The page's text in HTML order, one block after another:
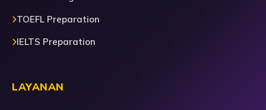
TOEFL Preparation
IELTS Preparation
LAYANAN